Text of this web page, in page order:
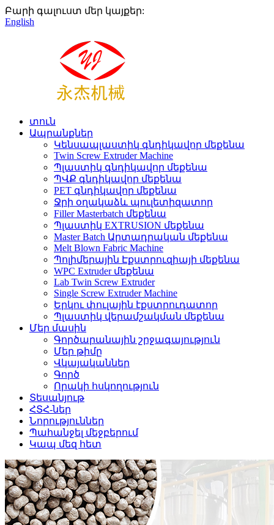
Բարի գալուստ մեր կայքեր:
English
տուն
Ապրանքներ
Կենսապլաստիկ գնդիկավոր մեքենա
Twin Screw Extruder Machine
Պլաստիկ գնդիկավոր մեքենա
ՊՎՔ գնդիկավոր մեքենա
PET գնդիկավոր մեքենա
Ջրի օղակաձև պուլետիզատոր
Filler Masterbatch մեքենա
Պլաստիկ EXTRUSION մեքենա
Master Batch Արտադրական մեքենա
Melt Blown Fabric Machine
Պոլիմերային Էքստրուզիայի մեքենա
WPC Extruder մեքենա
Lab Twin Screw Extruder
Single Screw Extruder Machine
Երկու փուլային էքստրուդատոր
Պլաստիկ վերամշակման մեքենա
Մեր մասին
Գործարանային շրջագայություն
Մեր թիմը
Վկայականներ
Գործ
Որակի հսկողություն
Տեսանյութ
ՀՏՀ-ներ
Նորություններ
Պահանջել մեջբերում
Կապ մեզ հետ